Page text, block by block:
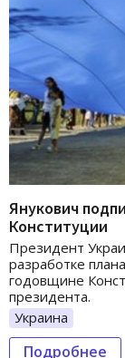
Янукович
Конституции
Президент
разработке
годовщине
президента.
Украина
Подробнее